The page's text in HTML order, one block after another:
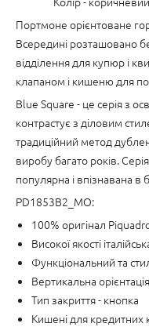
Портмоне орієнтоване
Всередині розташовано
відділення для купюр і
клапаном і кишеню для
Blue Square - це серія з
контрастує з діловим
традиційний метод
виробу багато років.
популярна і впізнавана в
PD1853B2_MO:
100% оригінал
Високої якості
Функціональний та
Вертикальна орієнтація
Тип закриття - кнопка
Кишені для кредитних